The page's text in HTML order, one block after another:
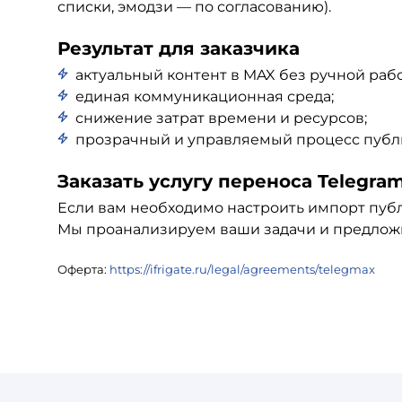
списки, эмодзи — по согласованию).
Результат для заказчика
актуальный контент в MAX без ручной
единая коммуникационная среда;
снижение затрат времени и ресурсов;
прозрачный и управляемый процесс
Заказать услугу переноса
Если вам необходимо настроить импорт
Мы проанализируем ваши задачи и
Оферта: https://ifrigate.ru/legal/agreements/telegmax